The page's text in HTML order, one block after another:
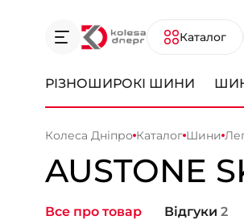
Каталог
РІЗНОШИРОКІ ШИНИ
Колеса Дніпро Каталог Шини
AUSTONE
Все про товар Відгуки 2